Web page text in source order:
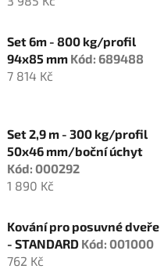
Set 6m - 800 kg/profil
94x85 mm Kód: 689488
7 814 Kč
Set 2,9 m - 300 kg/profil
50x46 mm/boční úchyt
Kód: 000292
1 890 Kč
Kování pro posuvné dveře
- STANDARD Kód: 001000
762 Kč